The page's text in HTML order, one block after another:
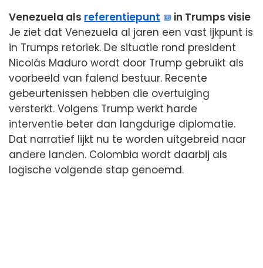
Venezuela als referentiepunt
in Trumps visie
Je ziet dat Venezuela al jaren een vast ijkpunt is
in Trumps retoriek. De situatie rond president
Nicolás Maduro wordt door Trump gebruikt als
voorbeeld van falend bestuur. Recente
gebeurtenissen hebben die overtuiging
versterkt. Volgens Trump werkt harde
interventie beter dan langdurige diplomatie.
Dat narratief lijkt nu te worden uitgebreid naar
andere landen. Colombia wordt daarbij als
logische volgende stap genoemd.